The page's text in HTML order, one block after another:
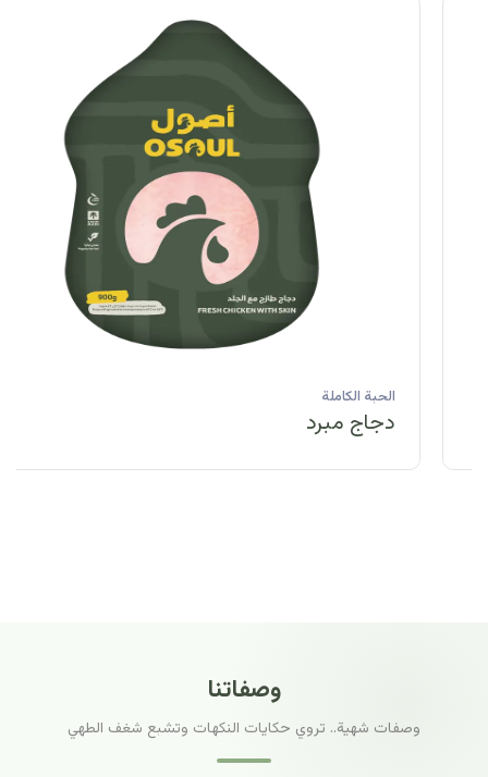
الحبة الكاملة
دجاج مبرد
وصفاتنا
وصفات شهية.. تروي حكايات النكهات وتشبع شغف الطهي